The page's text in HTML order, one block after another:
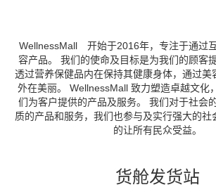
WellnessMall 开始于2016年，专注于通过
容产品。 我们的使命及目标是为我们的顾客
透过营养保健品内在保持其健康身体，通过美
外在美丽。 WellnessMall 致力塑造卓越文化
们为客户提供的产品及服务。 我们对于社会
质的产品和服务，我们也参与及实行强大的社
的让所有民众受益。
货舱发货站